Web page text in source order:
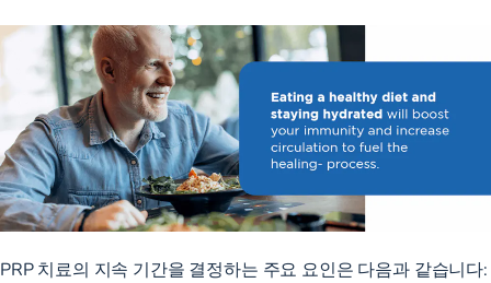
PRP 치료의 지속 기간을 결정하는 주요 요인은 다음과 같습니다: